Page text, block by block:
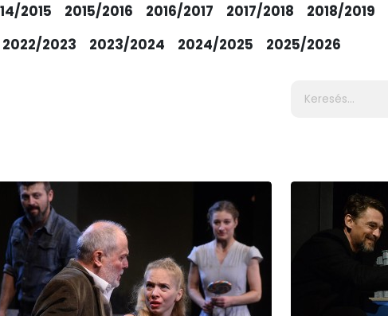
2015 2015/2016 2016/2017 2017/2018 2018/2019
2022/2023 2023/2024 2024/2025 2025/2026